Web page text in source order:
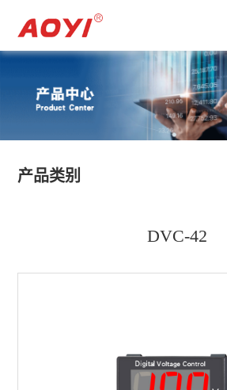
产品类别
DVC-42